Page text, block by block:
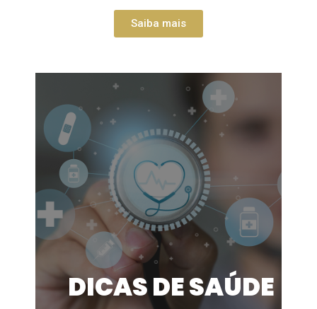
Saiba mais
DICAS DE SAÚDE